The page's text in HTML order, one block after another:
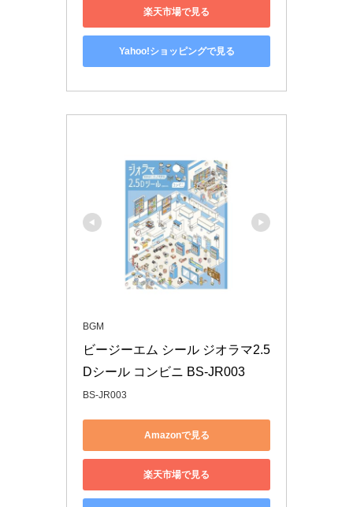
楽天市場で見る
Yahoo!ショッピングで見る
BGM
ビージーエム シール ジオラマ2.5
Dシール コンビニ BS-JR003
BS-JR003
Amazonで見る
楽天市場で見る